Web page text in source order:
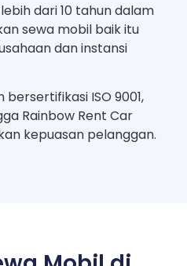
dari 10 tahun dalam
sewa mobil baik itu
dan instansi
ISO 9001,
Rainbow Rent Car
kepuasan pelanggan.